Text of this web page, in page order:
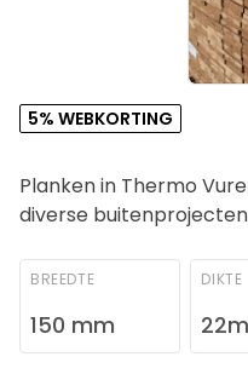
5% WEBKORTING
Planken in Thermo
diverse
BREEDTE
150 mm
DIKTE